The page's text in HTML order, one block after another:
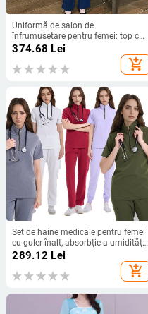
Uniformă de salon de
înfrumusețare pentru femei: top cu
guler înalt, mâneci semi-lungi și
pantaloni, țesătură din amestec de
poliester cu evacuare umezeală
374.68 Lei
add_shopping_cart
Set de haine medicale pentru femei
cu guler înalt, absorbție a umidității
și uscare rapidă, poliester-elastan
stomatologie, clinici de
289.12 Lei
add_shopping_cart